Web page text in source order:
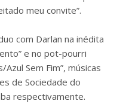
meu convite”.
com Darlan na inédita
e no pot-pourri
Sem Fim”, músicas
de Sociedade do
respectivamente.